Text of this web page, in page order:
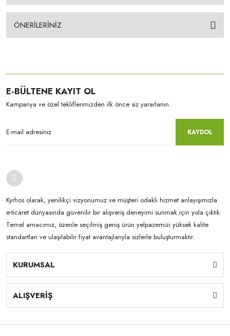
ÖNERİLERİNİZ
E-BÜLTENE KAYIT OL
Kampanya ve özel tekliflerimizden ilk önce siz yararlanın.
KAYDOL
Kyrhos olarak, yenilikçi vizyonumuz ve müşteri odaklı hizmet anlayışımızla
e-ticaret dünyasında güvenilir bir alışveriş deneyimi sunmak için yola çıktık.
Temel amacımız, özenle seçilmiş geniş ürün yelpazemizi yüksek kalite
standartları ve ulaşılabilir fiyat avantajlarıyla sizlerle buluşturmaktır.
KURUMSAL
ALIŞVERİŞ